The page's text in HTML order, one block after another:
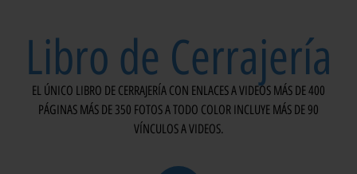
Libro de Cerrajería
EL ÚNICO LIBRO DE CERRAJERÍA CON ENLACES A VIDEOS MÁS DE 400
PÁGINAS MÁS DE 350 FOTOS A TODO COLOR INCLUYE MÁS DE 90
VÍNCULOS A VIDEOS.